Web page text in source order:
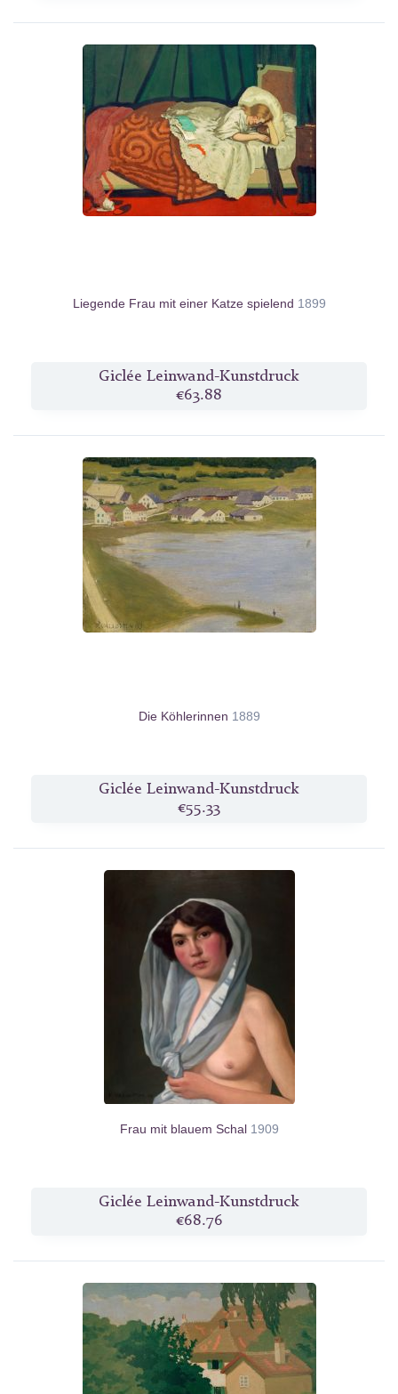
Liegende Frau mit einer Katze spielend 1899
Giclée Leinwand-Kunstdruck
€63.88
Die Köhlerinnen 1889
Giclée Leinwand-Kunstdruck
€55.33
Frau mit blauem Schal 1909
Giclée Leinwand-Kunstdruck
€68.76